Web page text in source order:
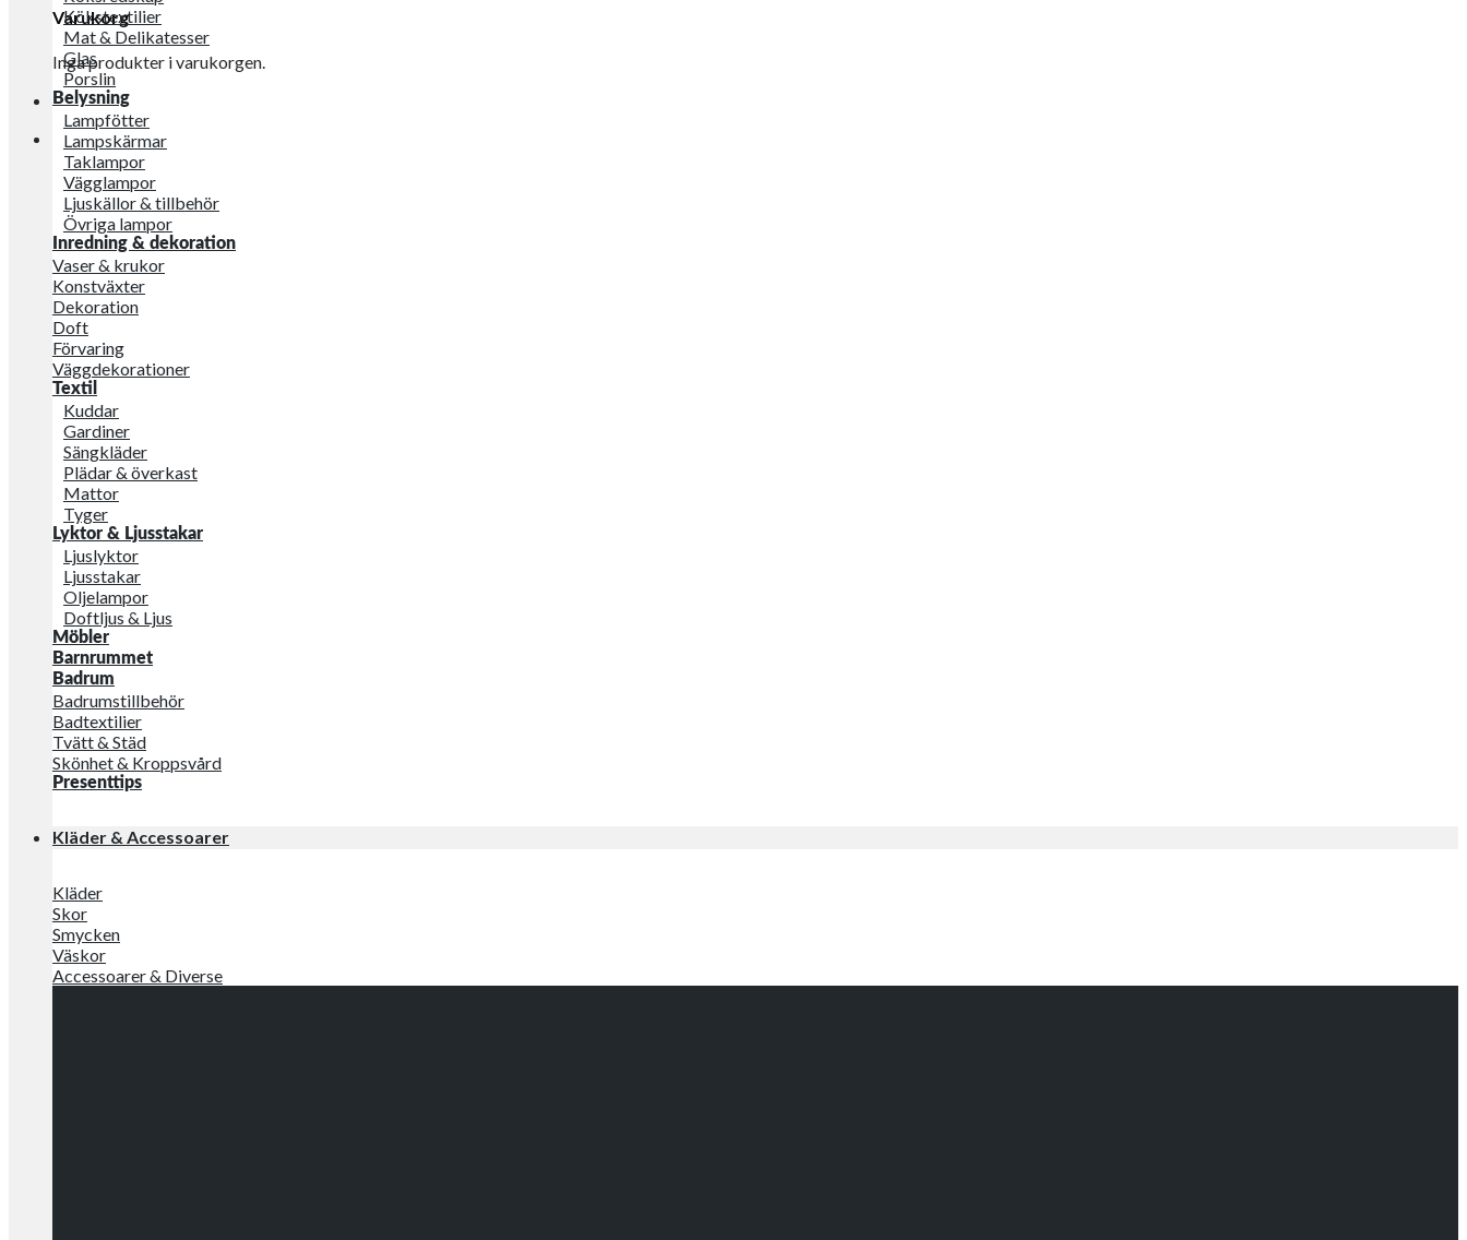
Varukorg
Inga produkter i varukorgen.
Kökstextilier
Mat & Delikatesser
Glas
Porslin
Belysning
Lampfötter
Lampskärmar
Taklampor
Vägglampor
Ljuskällor & tillbehör
Övriga lampor
Inredning & dekoration
Vaser & krukor
Konstväxter
Dekoration
Doft
Förvaring
Väggdekorationer
Textil
Kuddar
Gardiner
Sängkläder
Plädar & överkast
Mattor
Tyger
Lyktor & Ljusstakar
Ljuslyktor
Ljusstakar
Oljelampor
Doftljus & Ljus
Möbler
Barnrummet
Badrum
Badrumstillbehör
Badtextilier
Tvätt & Städ
Skönhet & Kroppsvård
Presenttips
Kläder & Accessoarer
Kläder
Skor
Smycken
Väskor
Accessoarer & Diverse